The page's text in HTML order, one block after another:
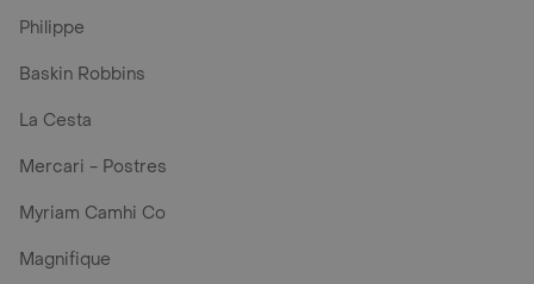
Philippe
Baskin Robbins
La Cesta
Mercari - Postres
Myriam Camhi Co
Magnifique